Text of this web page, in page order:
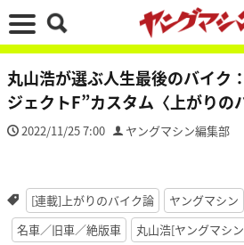
丸山浩が選ぶ人生最後のバイク
ジェクトF”カスタム〈上がりの
2022/11/25 7:00 ヤングマシン編集部
[連載]上がりのバイク論 ヤングマシン
名車／旧車／絶版車
丸山浩[ヤングマシ